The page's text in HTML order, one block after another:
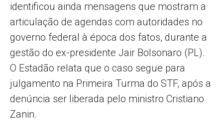
identificou ainda mensagens que mostram a
articulação de agendas com autoridades no
governo federal à época dos fatos, durante a
gestão do ex-presidente Jair Bolsonaro (PL).
O Estadão relata que o caso segue para
julgamento na Primeira Turma do STF, após a
denúncia ser liberada pelo ministro Cristiano
Zanin.